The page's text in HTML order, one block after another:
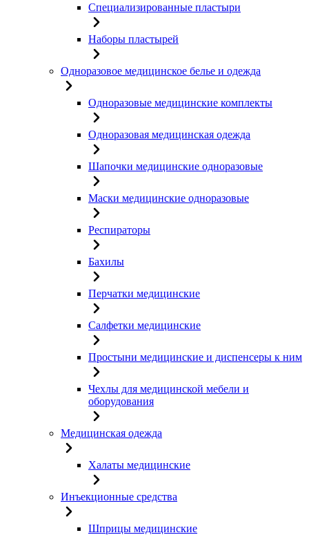
Специализированные пластыри
Наборы пластырей
Одноразовое медицинское белье и одежда
Одноразовые медицинские комплекты
Одноразовая медицинская одежда
Шапочки медицинские одноразовые
Маски медицинские одноразовые
Респираторы
Бахилы
Перчатки медицинские
Салфетки медицинские
Простыни медицинские и диспенсеры к ним
Чехлы для медицинской мебели и
оборудования
Медицинская одежда
Халаты медицинские
Инъекционные средства
Шприцы медицинские